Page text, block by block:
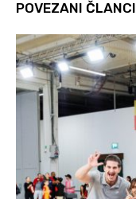
POVEZANI ČLANCI